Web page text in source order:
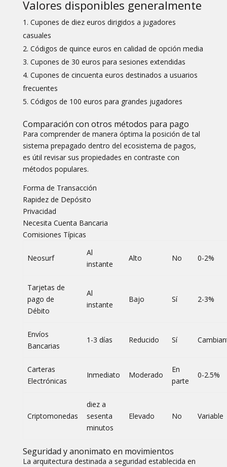
Valores disponibles generalmente
Cupones de diez euros dirigidos a jugadores
casuales
Códigos de quince euros en calidad de opción media
Cupones de 30 euros para sesiones extendidas
Cupones de cincuenta euros destinados a usuarios
frecuentes
Códigos de 100 euros para grandes jugadores
Comparación con otros métodos para pago
Para comprender de manera óptima la posición de tal
sistema prepagado dentro del ecosistema de pagos,
es útil revisar sus propiedades en contraste con
métodos populares.
Forma de Transacción
Rapidez de Depósito
Privacidad
Necesita Cuenta Bancaria
Comisiones Típicas
Neosurf
Al
instante
Alto No 0-2%
Tarjetas de
pago de
Débito
Al
instante
Bajo Sí 2-3%
Envíos
Bancarias
1-3 días Reducido Sí
Carteras
Electrónicas
Inmediato Moderado
En
parte
0-2.5%
Criptomonedas
diez a
sesenta
minutos
Elevado No Variable
Seguridad y anonimato en movimientos
La arquitectura destinada a seguridad establecida en